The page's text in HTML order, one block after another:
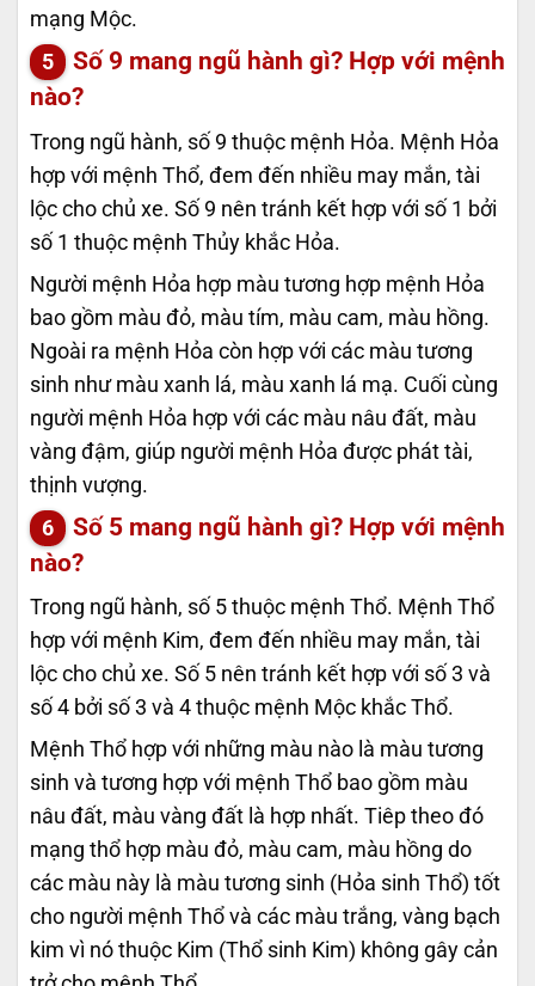
mạng Mộc.
Số 9 mang ngũ hành gì? Hợp với mệnh
nào?
Trong ngũ hành, số 9 thuộc mệnh Hỏa. Mệnh Hỏa
hợp với mệnh Thổ, đem đến nhiều may mắn, tài
lộc cho chủ xe. Số 9 nên tránh kết hợp với số 1 bởi
số 1 thuộc mệnh Thủy khắc Hỏa.
Người mệnh Hỏa hợp màu tương hợp mệnh Hỏa
bao gồm màu đỏ, màu tím, màu cam, màu hồng.
Ngoài ra mệnh Hỏa còn hợp với các màu tương
sinh như màu xanh lá, màu xanh lá mạ. Cuối cùng
người mệnh Hỏa hợp với các màu nâu đất, màu
vàng đậm, giúp người mệnh Hỏa được phát tài,
thịnh vượng.
Số 5 mang ngũ hành gì? Hợp với mệnh
nào?
Trong ngũ hành, số 5 thuộc mệnh Thổ. Mệnh Thổ
hợp với mệnh Kim, đem đến nhiều may mắn, tài
lộc cho chủ xe. Số 5 nên tránh kết hợp với số 3 và
số 4 bởi số 3 và 4 thuộc mệnh Mộc khắc Thổ.
Mệnh Thổ hợp với những màu nào là màu tương
sinh và tương hợp với mệnh Thổ bao gồm màu
nâu đất, màu vàng đất là hợp nhất. Tiêp theo đó
mạng thổ hợp màu đỏ, màu cam, màu hồng do
các màu này là màu tương sinh (Hỏa sinh Thổ) tốt
cho người mệnh Thổ và các màu trắng, vàng bạch
kim vì nó thuộc Kim (Thổ sinh Kim) không gây cản